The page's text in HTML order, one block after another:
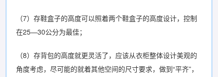
（7）存鞋盒子的高度可以照着两个鞋盒子的高度设计，控制
在25—30公分为最佳；
（8）存背包的高度就更灵活了，应该从衣柜整体设计美观的
角度考虑，尽可能的就着其他空间的尺寸要求，做到“平齐”，